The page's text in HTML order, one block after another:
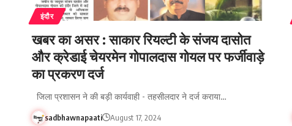
इंदौर
खबर का असर : साकार रियल्टी के संजय दासोत
और क्रेडाई चेयरमेन गोपालदास गोयल पर फर्जीवाड़े
का प्रकरण दर्ज
जिला प्रशासन ने की बड़ी कार्यवाही - तहसीलदार ने दर्ज कराया…
sadbhawnapaati August 17, 2024